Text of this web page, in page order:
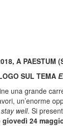
A PAESTUM
SUL TEMA
una grande
un’enorme
well. Si
giovedì 24